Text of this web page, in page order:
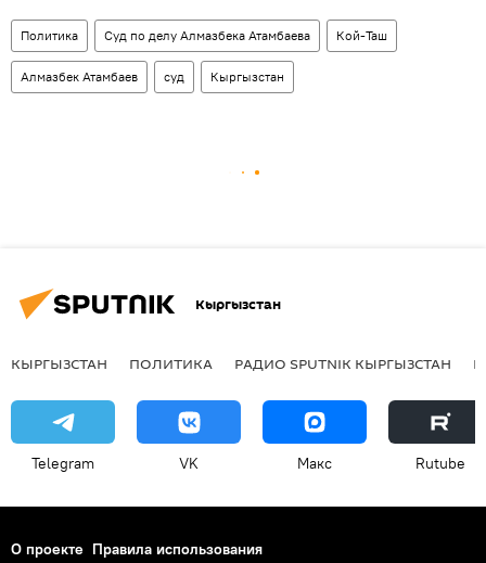
Политика Суд по делу Алмазбека Атамбаева Кой-Таш
Алмазбек Атамбаев суд Кыргызстан
Кыргызстан
КЫРГЫЗСТАН ПОЛИТИКА РАДИО SPUTNIK КЫРГЫЗСТАН
Telegram VK Макс Rutube
О проекте Правила использования